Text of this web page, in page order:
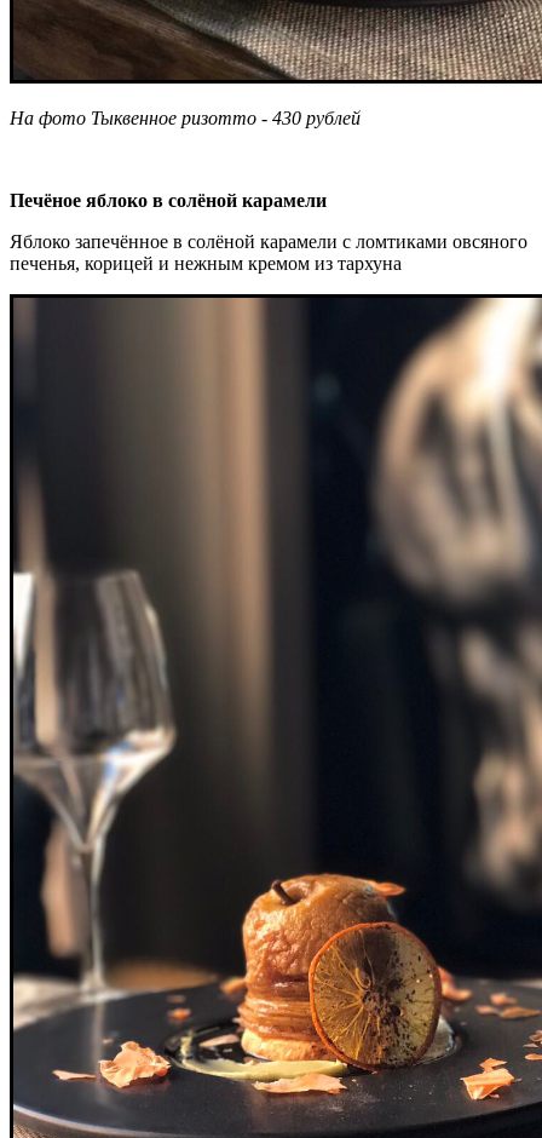
На фото Тыквенное ризотто - 430 рублей
Печёное яблоко в солёной карамели
Яблоко запечённое в солёной карамели с ломтиками овсяного
печенья, корицей и нежным кремом из тархуна